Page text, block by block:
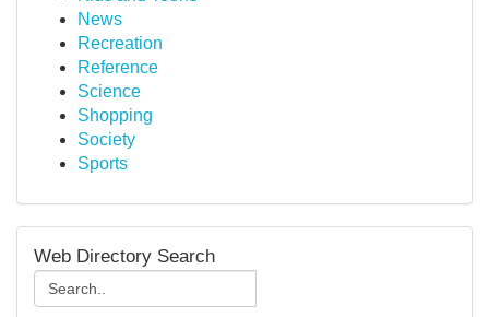
News
Recreation
Reference
Science
Shopping
Society
Sports
Web Directory Search